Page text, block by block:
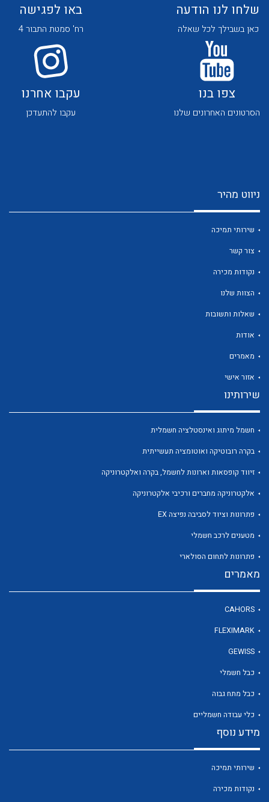
לכל מוצרי היצרן לכל מוצרי היצרן
לכל מוצרי היצרן
לכל מוצרי היצרן
שלחו לנו הודעה
כאן בשבילך לכל שאלה
באו לפגישה
רח' סמטת התבור 4
צפו בנו
הסרטונים האחרונים שלנו
עקבו אחרנו
עקבו להתעדכן
ניווט מהיר
שירותי תמיכה
צור קשר
נקודות מכירה
הצוות שלנו
שאלות ותשובות
אודות
מאמרים
אזור אישי
שירותינו
חשמל מיתוג ואינסטלציה חשמלית
בקרה רובוטיקה ואוטומציה תעשייתית
זיווד קופסאות וארונות לחשמל, בקרה ואלקטרוניקה
אלקטרוניקה מחברים ורכיבי אלקטרוניקה
פתרונות וציוד לסביבה נפיצה EX
מטענים לרכב חשמלי
פתרונות לתחום הסולארי
מאמרים
CAHORS
FLEXIMARK
GEWISS
כבל חשמלי
כבל מתח גבוה
כלי עבודה חשמליים
מידע נוסף
שירותי תמיכה
נקודות מכירה